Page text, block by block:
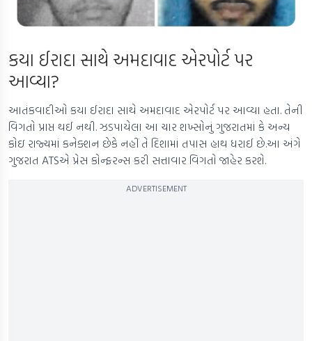
કયા ઈરાદા સાથે અમદાવાદ એરપોર્ટ પર
આવ્યા?
આતંકવાદીઓ કયા ઈરાદા સાથે અમદાવાદ એરપોર્ટ પર આવ્યા હતા. તેની
વિગતો પ્રાપ્ત થઈ નથી. ઝડપાયેલા આ ચાર શખ્સોનું ગુજરાતમાં કે અન્ય
કોઇ રાજ્યમાં કનેક્શન છેકે નહીં તે દિશામાં તપાસ હાથ ધરાઈ છે.આ અંગે
ગુજરાત ATSએ પ્રેસ કોન્ફરન્સ કરી સત્તાવાર વિગતો જાહેર કરશે.
ADVERTISEMENT